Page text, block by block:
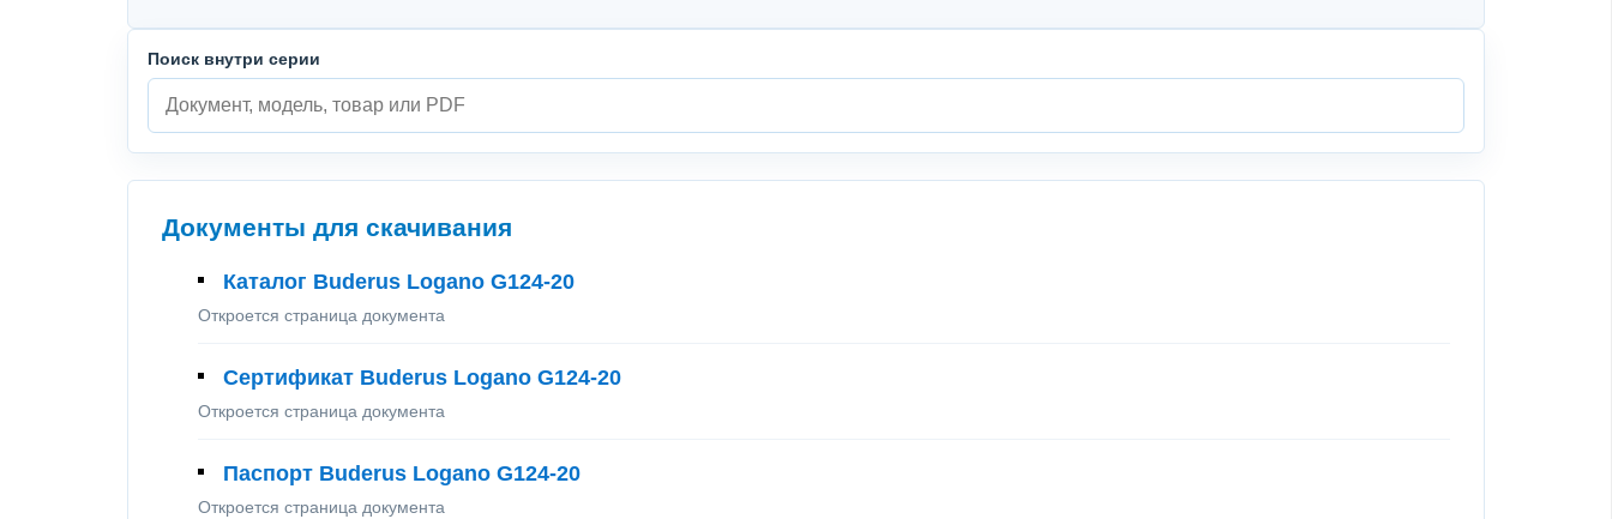
Поиск внутри серии
Документы для скачивания
Каталог Buderus Logano G124-20
Откроется страница документа
Сертификат Buderus Logano G124-20
Откроется страница документа
Паспорт Buderus Logano G124-20
Откроется страница документа